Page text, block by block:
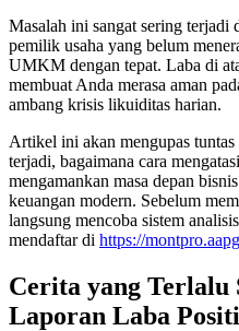
Masalah ini sangat sering terjadi
pemilik usaha yang belum
UMKM dengan tepat. Laba di
membuat Anda merasa aman
ambang krisis likuiditas harian.
Artikel ini akan mengupas
terjadi, bagaimana cara
mengamankan masa depan
keuangan modern. Sebelum
langsung mencoba sistem
mendaftar di https://
Cerita yang Terlalu
Laporan Laba